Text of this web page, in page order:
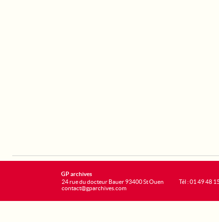
GP archives
24 rue du docteur Bauer 93400 St Ouen
contact@gparchives.com
Tél : 01 49 48